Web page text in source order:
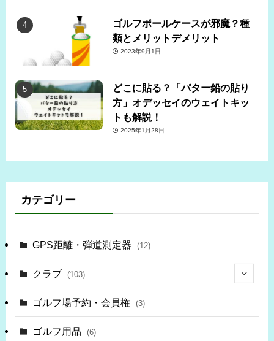
ゴルフボールケースが邪魔？種
類とメリットデメリット
2023年9月1日
どこに貼る？「パター鉛の貼り
方」オデッセイのウェイトキッ
トも解説！
2025年1月28日
カテゴリー
GPS距離・弾道測定器 (12)
クラブ (103)
(34)
(69)
ゴルフ場予約・会員権 (3)
ゴルフ用品 (6)